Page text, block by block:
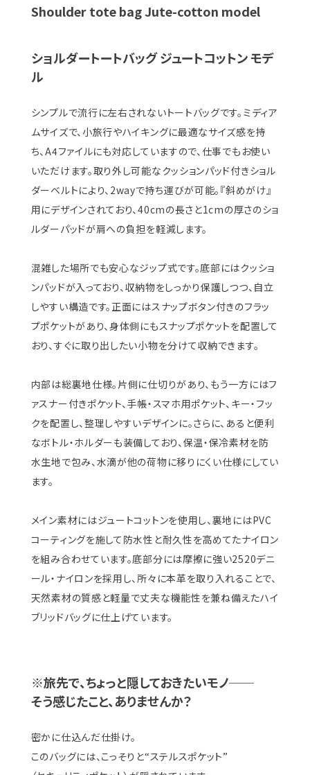
Shoulder tote bag Jute-cotton model
ショルダートートバッグ ジュートコットン モデ
ル
シンプルで流行に左右されないトートバッグです。ミディア
ムサイズで、小旅行やハイキングに最適なサイズ感を持
ち、A4ファイルにも対応していますので、仕事でもお使い
いただけます。取り外し可能なクッションパッド付きショル
ダーベルトにより、2wayで持ち運びが可能。『斜めがけ』
用にデザインされており、40cmの長さと1cmの厚さのショ
ルダーパッドが肩への負担を軽減します。
混雑した場所でも安心なジップ式です。底部にはクッショ
ンパッドが入っており、収納物をしっかり保護しつつ、自立
しやすい構造です。正面にはスナップボタン付きのフラッ
プポケットがあり、身体側にもスナップポケットを配置して
おり、すぐに取り出したい小物を分けて収納できます。
内部は総裏地仕様。片側に仕切りがあり、もう一方にはフ
ァスナー付きポケット、手帳・スマホ用ポケット、キー・フッ
クを配置し、整理しやすいデザインに。さらに、あると便利
なボトル・ホルダーも装備しており、保温・保冷素材を防
水生地で包み、水滴が他の荷物に移りにくい仕様にしてい
ます。
メイン素材にはジュートコットンを使用し、裏地にはPVC
コーティングを施して防水性と耐久性を高めてたナイロン
を組み合わせています。底部分には摩擦に強い2520デニ
ール・ナイロンを採用し、所々に本革を取り入れることで、
天然素材の質感と軽量で丈夫な機能性を兼ね備えたハイ
ブリッドバッグに仕上げています。
※旅先で、ちょっと隠しておきたいモノ──
そう感じたこと、ありませんか？
密かに仕込んだ仕掛け。
このバッグには、こっそりと“ステルスポケット”